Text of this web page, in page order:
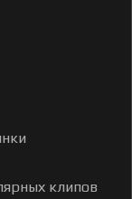
клипов